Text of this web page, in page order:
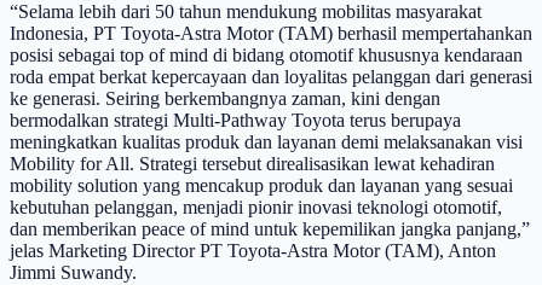
“Selama lebih dari 50 tahun mendukung mobilitas masyarakat
Indonesia, PT Toyota-Astra Motor (TAM) berhasil mempertahankan
posisi sebagai top of mind di bidang otomotif khususnya kendaraan
roda empat berkat kepercayaan dan loyalitas pelanggan dari generasi
ke generasi. Seiring berkembangnya zaman, kini dengan
bermodalkan strategi Multi-Pathway Toyota terus berupaya
meningkatkan kualitas produk dan layanan demi melaksanakan visi
Mobility for All. Strategi tersebut direalisasikan lewat kehadiran
mobility solution yang mencakup produk dan layanan yang sesuai
kebutuhan pelanggan, menjadi pionir inovasi teknologi otomotif,
dan memberikan peace of mind untuk kepemilikan jangka panjang,”
jelas Marketing Director PT Toyota-Astra Motor (TAM), Anton
Jimmi Suwandy.